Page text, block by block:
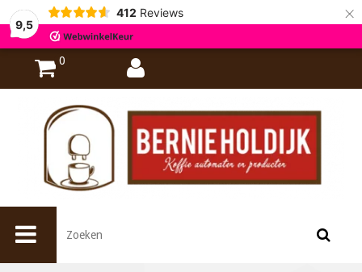
9,5
412 Reviews ×
0